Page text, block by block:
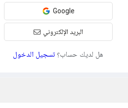
Google
البريد الإلكتروني
هل لديك حساب؟ تسجيل الدخول